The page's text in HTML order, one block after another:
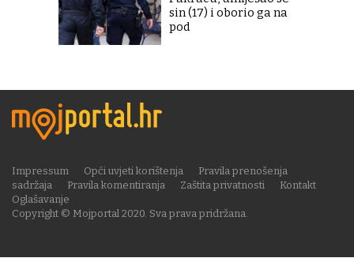
sin (17) i oborio ga na
pod
Copyright © Mojportal 2020. Sva prava pridržana.
Impressum Opći uvjeti korištenja
Pravila prenošenja
sadržaja
Pravila komentiranja Zaštita privatnosti
Kontakt
Oglašavanje